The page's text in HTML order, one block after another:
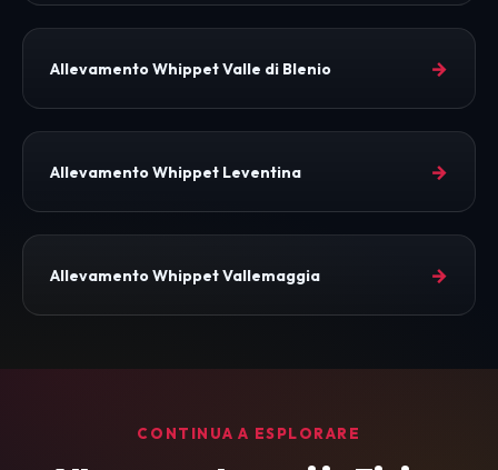
Allevamento Whippet Valle di Blenio →
Allevamento Whippet Leventina →
Allevamento Whippet Vallemaggia →
CONTINUA A ESPLORARE